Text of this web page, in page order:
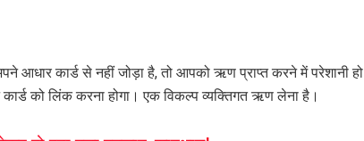
आधार कार्ड से नहीं जोड़ा है, तो आपको ऋण प्राप्त करने में परेशानी हो
को लिंक करना होगा। एक विकल्प व्यक्तिगत ऋण लेना है।